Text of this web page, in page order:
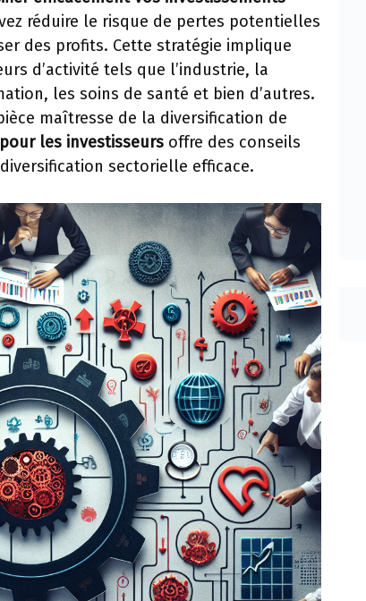
réduire le risque de pertes potentielles
des profits. Cette stratégie implique
d’activité tels que l’industrie, la
les soins de santé et bien d’autres.
maîtresse de la diversification de
les investisseurs offre des conseils
sectorielle efficace.